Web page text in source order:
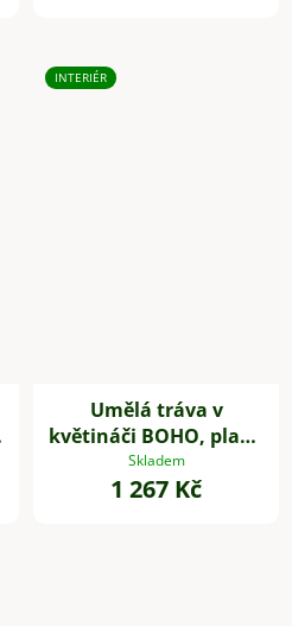
INTERIÉR
Umělá tráva v
květináči BOHO, plast,
výška 54 cm, béžová
Skladem
1 267 Kč